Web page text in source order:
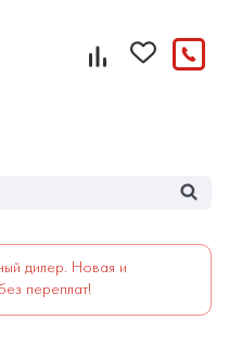
дилер. Новая и
переплат!